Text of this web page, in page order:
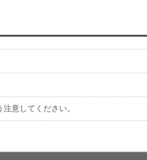
意してください。